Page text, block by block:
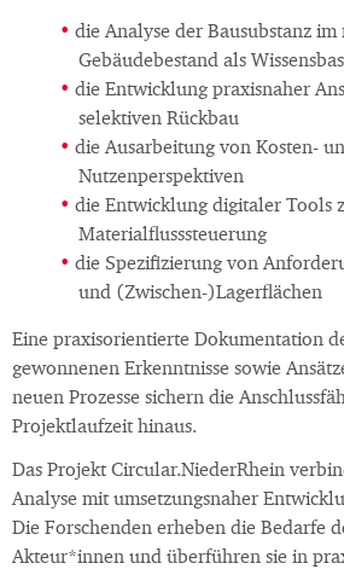
die Analyse der Bausubstanz
Gebäudebestand als
die Entwicklung praxisnaher
selektiven Rückbau
die Ausarbeitung von Kosten-
Nutzenperspektiven
die Entwicklung digitaler Tools
Materialflusssteuerung
die Spezifizierung von
und (Zwischen-)Lagerflächen
Eine praxisorientierte Dokumentation
gewonnenen Erkenntnisse sowie
neuen Prozesse sichern die
Projektlaufzeit hinaus.
Das Projekt Circular.NiederRhein
Analyse mit umsetzungsnaher
Die Forschenden erheben die Bedarfe
Akteur*innen und überführen sie in